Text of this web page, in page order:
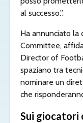
al successo.”.
Ha annunciato la
Committee,
Director of
spaziano tra
nominare un
che
Sui giocatori